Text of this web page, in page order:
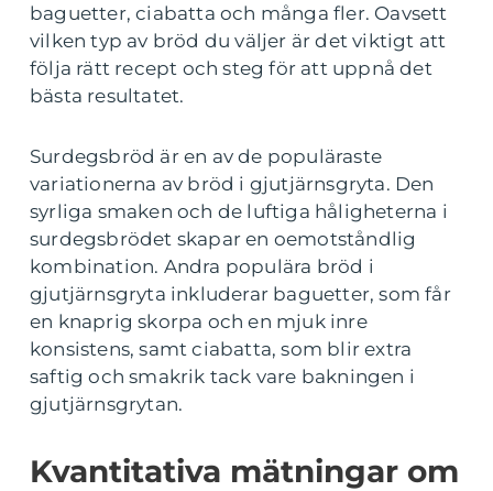
baguetter, ciabatta och många fler. Oavsett
vilken typ av bröd du väljer är det viktigt att
följa rätt recept och steg för att uppnå det
bästa resultatet.
Surdegsbröd är en av de populäraste
variationerna av bröd i gjutjärnsgryta. Den
syrliga smaken och de luftiga håligheterna i
surdegsbrödet skapar en oemotståndlig
kombination. Andra populära bröd i
gjutjärnsgryta inkluderar baguetter, som får
en knaprig skorpa och en mjuk inre
konsistens, samt ciabatta, som blir extra
saftig och smakrik tack vare bakningen i
gjutjärnsgrytan.
Kvantitativa mätningar om